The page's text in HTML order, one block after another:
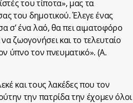
του τίποτα», μας τα
του δημοτικού. Έλεγε ένας
σ’ ένα λαό, θα πει αιματοφόρο
ζωογονήσει και το τελευταίο
ύπνο τον πνευματικό». (Α.
και τους λακέδες που τον
την πατρίδα την έχομεν όλοι